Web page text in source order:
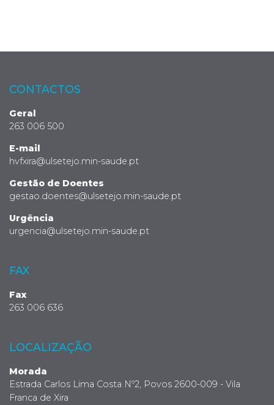
CONTACTOS
Geral
263 006 500
E-mail
hvfxira@ulsetejo.min-saude.pt
Gestão de Doentes
gestao.doentes@ulsetejo.min-saude.pt
Urgência
urgencia@ulsetejo.min-saude.pt
FAX
Fax
263 006 636
LOCALIZAÇÃO
Morada
Estrada Carlos Lima Costa Nº2, Povos 2600-009 - Vila
Franca de Xira